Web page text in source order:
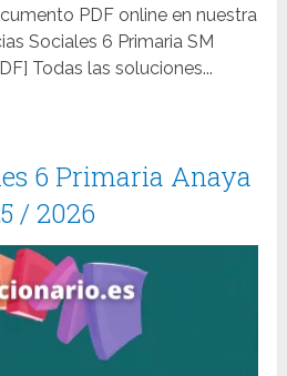
PDF online en nuestra
Sociales 6 Primaria SM
Todas las soluciones...
6 Primaria Anaya
/ 2026